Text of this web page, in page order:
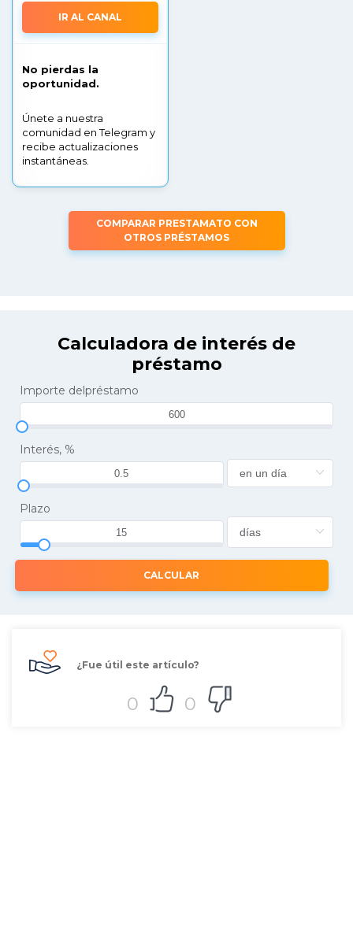
IR AL CANAL
No pierdas la
oportunidad.
Únete a nuestra
comunidad en Telegram y
recibe actualizaciones
instantáneas.
COMPARAR PRESTAMATO CON
OTROS PRÉSTAMOS
Calculadora de interés de
préstamo
Importe delpréstamo
Interés, %
Plazo
CALCULAR
¿Fue útil este artículo?
0 0